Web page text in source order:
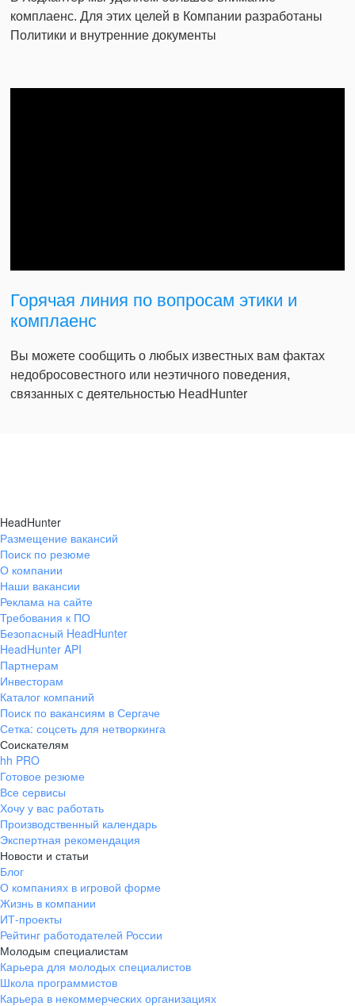
комплаенс. Для этих целей в Компании разработаны
Политики и внутренние документы
Горячая линия по вопросам этики и
комплаенс
Вы можете сообщить о любых известных вам фактах
недобросовестного или неэтичного поведения,
связанных с деятельностью HeadHunter
HeadHunter
Размещение вакансий
Поиск по резюме
О компании
Наши вакансии
Реклама на сайте
Требования к ПО
Безопасный HeadHunter
HeadHunter API
Партнерам
Инвесторам
Каталог компаний
Поиск по вакансиям в Сергаче
Сетка: соцсеть для нетворкинга
Соискателям
hh PRO
Готовое резюме
Все сервисы
Хочу у вас работать
Производственный календарь
Экспертная рекомендация
Новости и статьи
Блог
О компаниях в игровой форме
Жизнь в компании
ИТ-проекты
Рейтинг работодателей России
Молодым специалистам
Карьера для молодых специалистов
Школа программистов
Карьера в некоммерческих организациях